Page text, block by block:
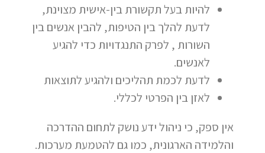
להיות בעל תקשורת בין-אישית מצוינת,
לדעת להלך בין הטיפות, להבין אנשים בין
השורות , לפרק התנגדויות כדי להגיע
לאנשים.
לדעת לכמת תהליכים ולהגיע לתוצאות
לאזן בין הפרטי לכללי.
אין ספק, כי ניהול ידע נושק לתחום ההדרכה
והלמידה הארגונית, כמו גם להטמעת מערכות.